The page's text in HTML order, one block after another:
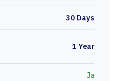
30 Days
1 Year
Ja